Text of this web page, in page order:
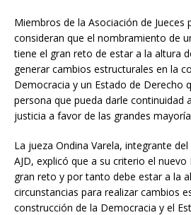
Miembros de la Asociación de Jueces
consideran que el nombramiento de
tiene el gran reto de estar a la altura
generar cambios estructurales en la
Democracia y un Estado de Derecho
persona que pueda darle continuidad
justicia a favor de las grandes
La jueza Ondina Varela, integrante
AJD, explicó que a su criterio el nuevo
gran reto y por tanto debe estar a la
circunstancias para realizar cambios
construcción de la Democracia y el